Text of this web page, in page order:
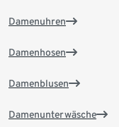
Damenuhren
Damenhosen
Damenblusen
Damenunterwäsche